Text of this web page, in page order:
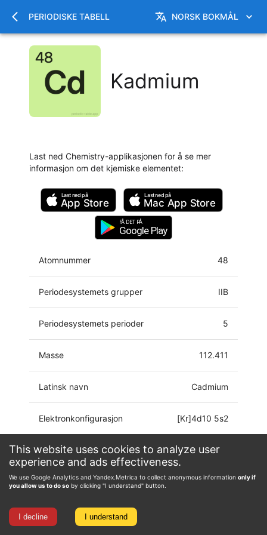
This website uses cookies to analyze user
experience and ads effectiveness.
We use Google Analytics and Yandex.Metrica to collect anonymous information only if
you allow us to do so by clicking "I understand" button.
I decline I understand
PERIODISKE TABELL NORSK BOKMÅL
Kadmium
Last ned Chemistry-applikasjonen for å se mer
informasjon om det kjemiske elementet:
Last ned på
App Store
Last ned på
Mac App Store
FÅ DET PÅ
Google Play
Atomnummer 48
Periodesystemets grupper IIB
Periodesystemets perioder 5
Masse 112.411
Latinsk navn Cadmium
Elektronkonfigurasjon [Kr]4d10 5s2
Oksidasjonstilstand -2, 0, 1, 2